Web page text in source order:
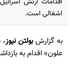
اشغالی است.
به گزارشبولتن نیوز
علون» اقدام به